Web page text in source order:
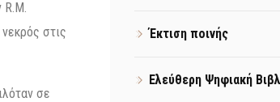
στις
σε
Έκτιση ποινής
Ελεύθερη Ψηφιακή